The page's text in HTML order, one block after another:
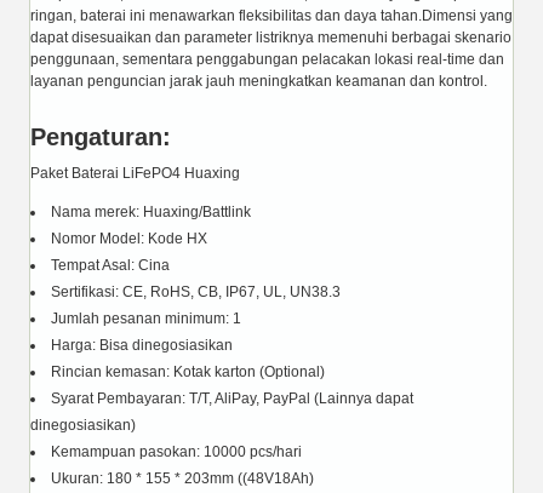
ringan, baterai ini menawarkan fleksibilitas dan daya tahan.Dimensi yang
dapat disesuaikan dan parameter listriknya memenuhi berbagai skenario
penggunaan, sementara penggabungan pelacakan lokasi real-time dan
layanan penguncian jarak jauh meningkatkan keamanan dan kontrol.
Pengaturan:
Paket Baterai LiFePO4 Huaxing
Nama merek: Huaxing/Battlink
Nomor Model: Kode HX
Tempat Asal: Cina
Sertifikasi: CE, RoHS, CB, IP67, UL, UN38.3
Jumlah pesanan minimum: 1
Harga: Bisa dinegosiasikan
Rincian kemasan: Kotak karton (Optional)
Syarat Pembayaran: T/T, AliPay, PayPal (Lainnya dapat
dinegosiasikan)
Kemampuan pasokan: 10000 pcs/hari
Ukuran: 180 * 155 * 203mm ((48V18Ah)